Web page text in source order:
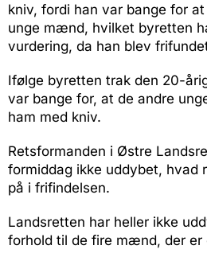
kniv, fordi han var bange for
unge mænd, hvilket byretten
vurdering, da han blev
Ifølge byretten trak den 20-
var bange for, at de andre
ham med kniv.
Retsformanden i Østre
formiddag ikke uddybet,
på i frifindelsen.
Landsretten har heller ikke
forhold til de fire mænd, der er